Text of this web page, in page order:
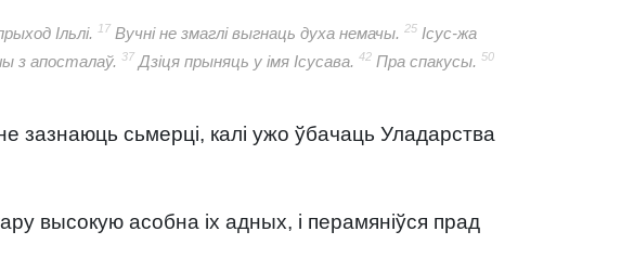
Ільлі. 17 Вучні не змаглі выгнаць духа немачы. 25 Ісус-жа
з апосталаў. 37 Дзіця прыняць у імя Ісусава. 42 Пра спакусы. 50
зазнаюць сьмерці, калі ужо ўбачаць Уладарства
высокую асобна іх адных, і перамяніўся прад